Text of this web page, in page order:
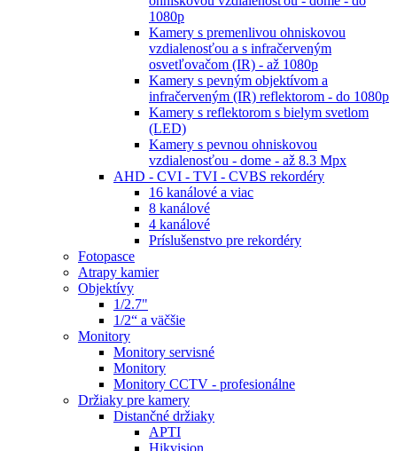
1080p
Kamery s premenlivou ohniskovou
vzdialenosťou a s infračerveným
osvetľovačom (IR) - až 1080p
Kamery s pevným objektívom a
infračerveným (IR) reflektorom - do 1080p
Kamery s reflektorom s bielym svetlom
(LED)
Kamery s pevnou ohniskovou
vzdialenosťou - dome - až 8.3 Mpx
AHD - CVI - TVI - CVBS rekordéry
16 kanálové a viac
8 kanálové
4 kanálové
Príslušenstvo pre rekordéry
Fotopasce
Atrapy kamier
Objektívy
1/2.7"
1/2“ a väčšie
Monitory
Monitory servisné
Monitory
Monitory CCTV - profesionálne
Držiaky pre kamery
Distančné držiaky
APTI
Hikvision